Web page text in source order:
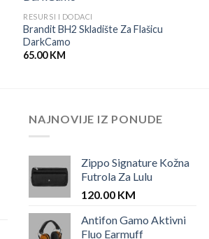
RESURSI I DODACI
Brandit BH2 Skladište Za Flašicu
DarkCamo
65.00KM
NAJNOVIJE IZ PONUDE
Zippo Signature Kožna
Futrola Za Lulu
120.00 KM
Antifon Gamo Aktivni
Fluo Earmuff